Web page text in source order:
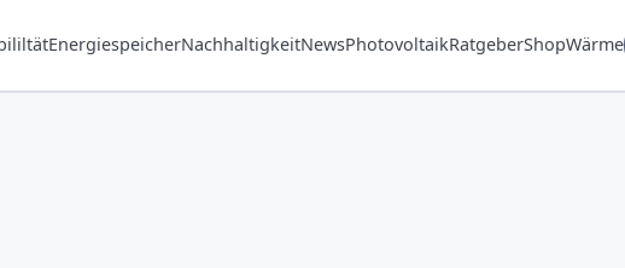
EnergiespeicherNachhaltigkeitNewsPhotovoltaikRatgeberShopWärme